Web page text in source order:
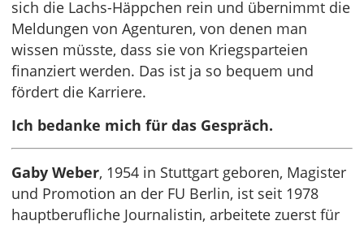
sich die Lachs-Häppchen rein und übernimmt die
Meldungen von Agenturen, von denen man
wissen müsste, dass sie von Kriegsparteien
finanziert werden. Das ist ja so bequem und
fördert die Karriere.
Ich bedanke mich für das Gespräch.
Gaby Weber, 1954 in Stuttgart geboren, Magister
und Promotion an der FU Berlin, ist seit 1978
hauptberufliche Journalistin, arbeitete zuerst für